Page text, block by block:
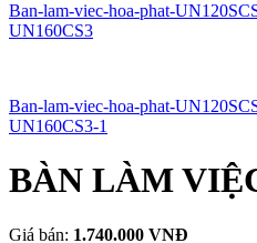
Ban-lam-viec-hoa-phat-
UN160CS3
Ban-lam-viec-hoa-phat-
UN160CS3-1
BÀN LÀM
Giá bán: 1.740.000 VNĐ